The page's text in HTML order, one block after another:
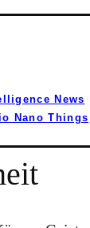
News
Nano Things